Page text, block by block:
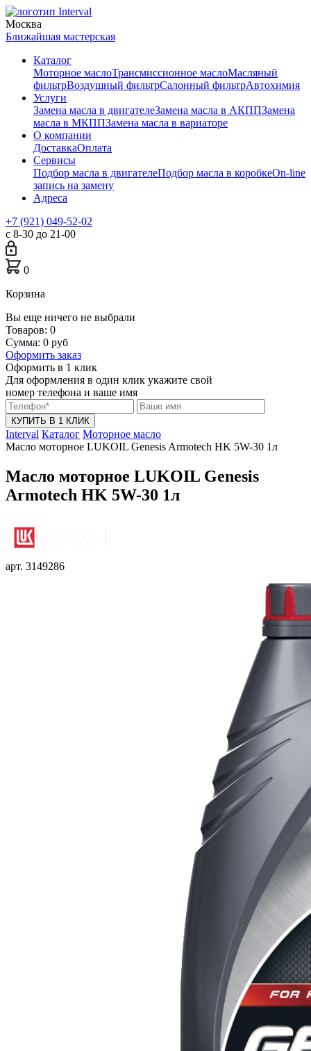
Москва
Ближайшая мастерская
Каталог
Моторное маслоТрансмиссионное маслоМасляный
фильтрВоздушный фильтрСалонный фильтрАвтохимия
Услуги
Замена масла в двигателеЗамена масла в АКППЗамена
масла в МКППЗамена масла в вариаторе
О компании
ДоставкаОплата
Сервисы
Подбор масла в двигателеПодбор масла в коробкеOn-line
запись на замену
Адреса
+7 (921) 049-52-02
с 8-30 до 21-00
0
Корзина
Вы еще ничего не выбрали
Товаров: 0
Сумма: 0 руб
Оформить заказ
Оформить в 1 клик
Для оформления в один клик укажите свой
номер телефона и ваше имя
КУПИТЬ В 1 КЛИК
Interval Каталог Моторное масло
Масло моторное LUKOIL Genesis Armotech HK 5W-30 1л
Масло моторное LUKOIL Genesis
Armotech HK 5W-30 1л
арт. 3149286